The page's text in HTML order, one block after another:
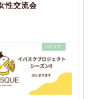
性交流会